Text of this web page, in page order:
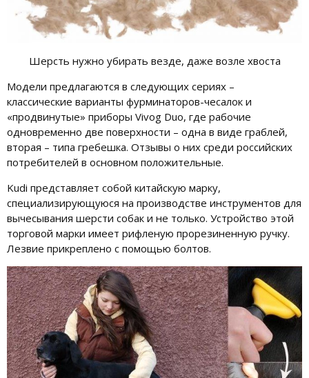
Шерсть нужно убирать везде, даже возле хвоста
Модели предлагаются в следующих сериях –
классические варианты фурминаторов-чесалок и
«продвинутые» приборы Vivog Duo, где рабочие
одновременно две поверхности – одна в виде граблей,
вторая – типа гребешка. Отзывы о них среди российских
потребителей в основном положительные.
Kudi представляет собой китайскую марку,
специализирующуюся на производстве инструментов для
вычесывания шерсти собак и не только. Устройство этой
торговой марки имеет рифленую прорезиненную ручку.
Лезвие прикреплено с помощью болтов.